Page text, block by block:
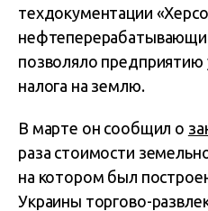
техдокументации
позволяло предприятию
налога на землю.
В марте он сообщил о
раза стоимости
на котором был
Украины торгово-